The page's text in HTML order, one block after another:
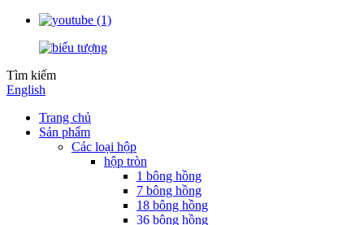
Tìm kiếm
English
Trang chủ
Sản phẩm
Các loại hộp
hộp tròn
1 bông hồng
7 bông hồng
18 bông hồng
36 bông hồng